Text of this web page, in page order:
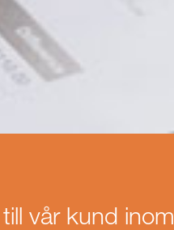
vår kund inom